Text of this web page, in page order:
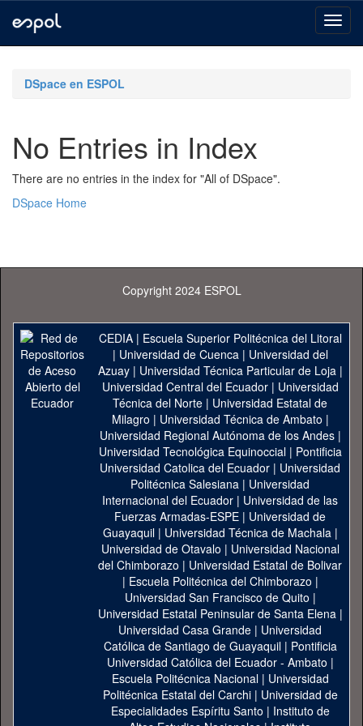
navigationDSpace en ESPOL
No Entries in Index
There are no entries in the index for "All of DSpace".
DSpace Home
Copyright 2024 ESPOL
CEDIA| Escuela Superior Politécnica del Litoral
| Universidad de Cuenca| Universidad del
Azuay| Universidad Técnica Particular de Loja|
Universidad Central del Ecuador| Universidad
Técnica del Norte | Universidad Estatal de
Milagro | Universidad Técnica de Ambato |
Universidad Regional Autónoma de los Andes|
Universidad Tecnológica Equinoccial| Pontificia
Universidad Catolica del Ecuador | Universidad
Politécnica Salesiana | Universidad
Internacional del Ecuador | Universidad de las
Fuerzas Armadas-ESPE | Universidad de
Guayaquil| Universidad Técnica de Machala|
Universidad de Otavalo | Universidad Nacional
del Chimborazo | Universidad Estatal de Bolivar
| Escuela Politécnica del Chimborazo |
Universidad San Francisco de Quito |
Universidad Estatal Peninsular de Santa Elena|
Universidad Casa Grande | Universidad
Católica de Santiago de Guayaquil| Pontificia
Universidad Católica del Ecuador - Ambato |
Escuela Politécnica Nacional| Universidad
Politécnica Estatal del Carchi| Universidad de
Especialidades Espíritu Santo | Instituto de